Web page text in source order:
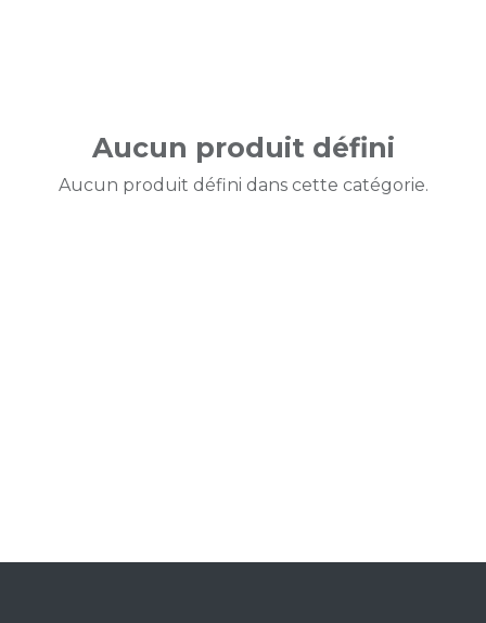
Aucun produit défini
Aucun produit défini dans cette catégorie.